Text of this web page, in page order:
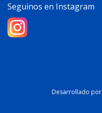
Seguinos en Instagram
Desarrollado por